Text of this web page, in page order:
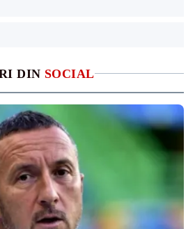
DIN SOCIAL